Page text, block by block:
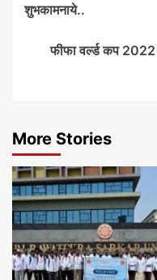
शुभकामनाये..
फीफा वर्ल्ड कप 2022
More Stories